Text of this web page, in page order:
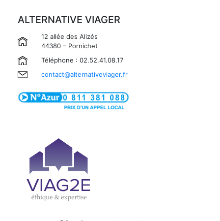
ALTERNATIVE VIAGER
12 allée des Alizés
44380 – Pornichet
Téléphone : 02.52.41.08.17
contact@alternativeviager.fr